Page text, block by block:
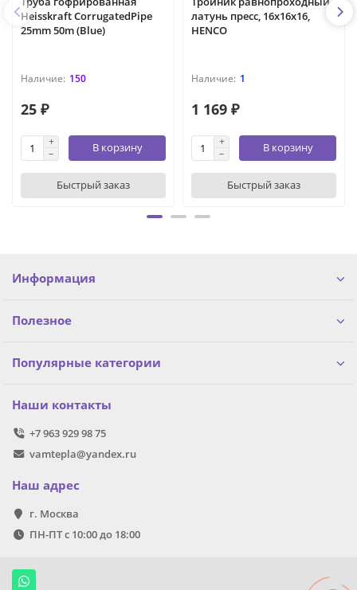
Heisskraft CorrugatedPipe
25mm 50m (Blue)
150
25 ₽
В корзину
Быстрый заказ
латунь пресс, 16x16x16,
HENCO
1
1 169 ₽
В корзину
Быстрый заказ
Информация
Полезное
Популярные категории
Наши контакты
+7 963 929 98 75
vamtepla@yandex.ru
Наш адрес
г. Москва
ПН-ПТ с 10:00 до 18:00